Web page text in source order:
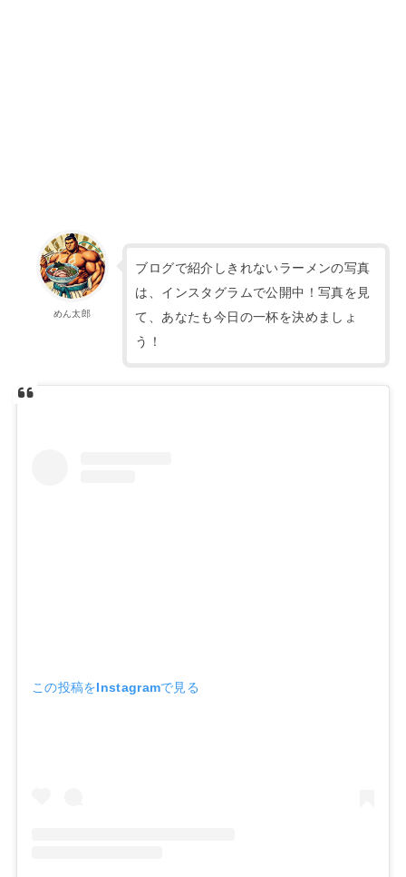
めん太郎
ブログで紹介しきれないラーメンの写真
は、インスタグラムで公開中！写真を見
て、あなたも今日の一杯を決めましょ
う！
この投稿をInstagramで見る